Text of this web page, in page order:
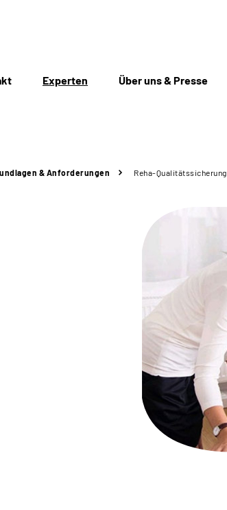
Experten Über uns & Presse
& Anforderungen Reha-Qualitätssicherung